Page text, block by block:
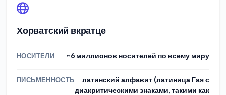
Хорватский вкратце
НОСИТЕЛИ ~6 миллионов носителей по всему миру
ПИСЬМЕННОСТЬ
латинский алфавит (латиница Гая с
диакритическими знаками, такими как